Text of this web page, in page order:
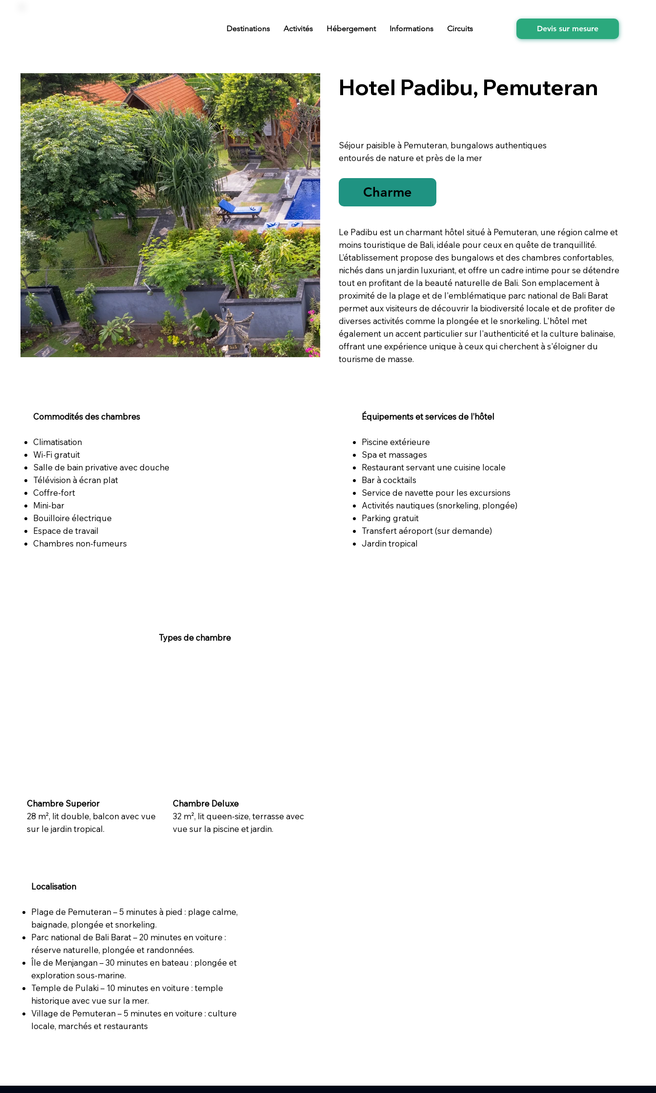
Destinations Activités Hébergement Informations Circuits Devis sur mesure
Hotel Padibu, Pemuteran
Séjour paisible à Pemuteran, bungalows authentiques
entourés de nature et près de la mer
Charme
Le Padibu est un charmant hôtel situé à Pemuteran, une région calme et
moins touristique de Bali, idéale pour ceux en quête de tranquillité.
L’établissement propose des bungalows et des chambres confortables,
nichés dans un jardin luxuriant, et offre un cadre intime pour se détendre
tout en profitant de la beauté naturelle de Bali. Son emplacement à
proximité de la plage et de l'emblématique parc national de Bali Barat
permet aux visiteurs de découvrir la biodiversité locale et de profiter de
diverses activités comme la plongée et le snorkeling. L'hôtel met
également un accent particulier sur l'authenticité et la culture balinaise,
offrant une expérience unique à ceux qui cherchent à s'éloigner du
tourisme de masse.
Commodités des chambres
Climatisation
Wi-Fi gratuit
Salle de bain privative avec douche
Télévision à écran plat
Coffre-fort
Mini-bar
Bouilloire électrique
Espace de travail
Chambres non-fumeurs
Équipements et services de l’hôtel
Piscine extérieure
Spa et massages
Restaurant servant une cuisine locale
Bar à cocktails
Service de navette pour les excursions
Activités nautiques (snorkeling, plongée)
Parking gratuit
Transfert aéroport (sur demande)
Jardin tropical
Types de chambre
Chambre Superior
28 m², lit double, balcon avec vue
sur le jardin tropical.
Chambre Deluxe
32 m², lit queen-size, terrasse avec
vue sur la piscine et jardin.
Localisation
Plage de Pemuteran – 5 minutes à pied : plage calme,
baignade, plongée et snorkeling.
Parc national de Bali Barat – 20 minutes en voiture :
réserve naturelle, plongée et randonnées.
Île de Menjangan – 30 minutes en bateau : plongée et
exploration sous-marine.
Temple de Pulaki – 10 minutes en voiture : temple
historique avec vue sur la mer.
Village de Pemuteran – 5 minutes en voiture : culture
locale, marchés et restaurants